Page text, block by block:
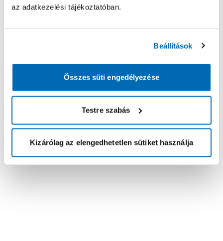
az adatkezelési tájékoztatóban.
Beállítások
Összes süti engedélyezése
Testre szabás
Kizárólag az elengedhetetlen sütiket használja